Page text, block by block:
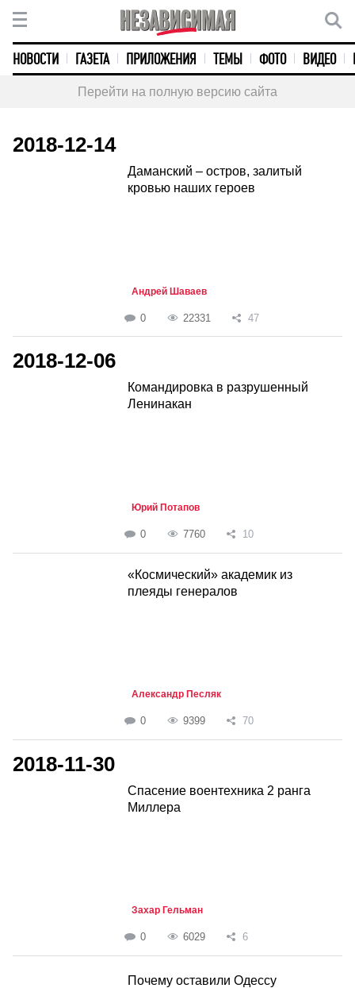
НОВОСТИ ГАЗЕТА ПРИЛОЖЕНИЯ ТЕМЫ ФОТО ВИДЕО
Перейти на полную версию сайта
2018-12-14
Даманский – остров, залитый
кровью наших героев
Андрей Шаваев
0 22331 47
2018-12-06
Командировка в разрушенный
Ленинакан
Юрий Потапов
0 7760 10
«Космический» академик из
плеяды генералов
Александр Песляк
0 9399 70
2018-11-30
Спасение воентехника 2 ранга
Миллера
Захар Гельман
0 6029 6
Почему оставили Одессу